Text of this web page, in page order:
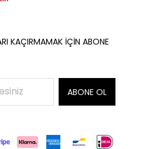
KAÇIRMAMAK İÇİN ABONE
ABONE OL